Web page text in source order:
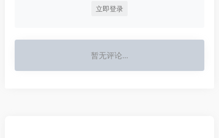
立即登录
暂无评论...